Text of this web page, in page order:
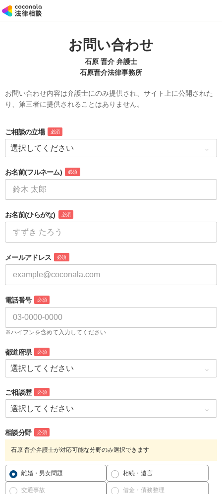
お問い合わせ
石原 晋介 弁護士
石原晋介法律事務所
お問い合わせ内容は弁護士にのみ提供され、サイト上に公開された
り、第三者に提供されることはありません。
ご相談の立場 必須
お名前(フルネーム) 必須
お名前(ひらがな) 必須
メールアドレス 必須
電話番号 必須
※ハイフンを含めて入力してください
都道府県 必須
ご相談歴 必須
相談分野 必須
石原 晋介弁護士が対応可能な分野のみ選択できます
離婚・男女問題 相続・遺言
交通事故 借金・債務整理